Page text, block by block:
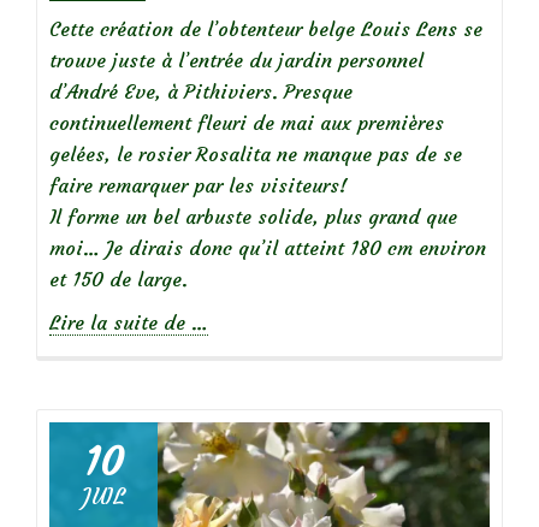
Cette création de l’obtenteur belge Louis Lens se
trouve juste à l’entrée du jardin personnel
d’André Eve, à Pithiviers. Presque
continuellement fleuri de mai aux premières
gelées, le rosier Rosalita ne manque pas de se
faire remarquer par les visiteurs!
Il forme un bel arbuste solide, plus grand que
moi… Je dirais donc qu’il atteint 180 cm environ
et 150 de large.
Lire la suite de à
Focus
…
10
JUIL